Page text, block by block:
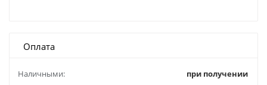
Оплата
Наличными:
при получении